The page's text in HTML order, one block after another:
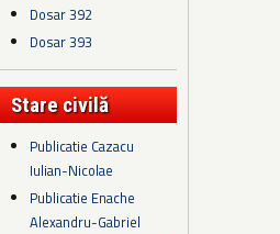
Dosar 392
Dosar 393
Stare civilă
Publicatie Cazacu
Iulian-Nicolae
Publicatie Enache
Alexandru-Gabriel